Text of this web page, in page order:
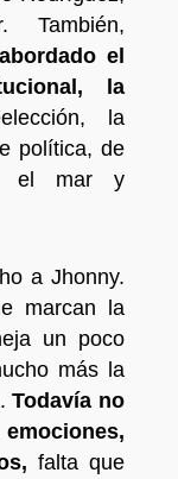
También,
el
la
la
política, de
el mar y
a Jhonny.
marcan la
un poco
más la
Todavía no
falta que